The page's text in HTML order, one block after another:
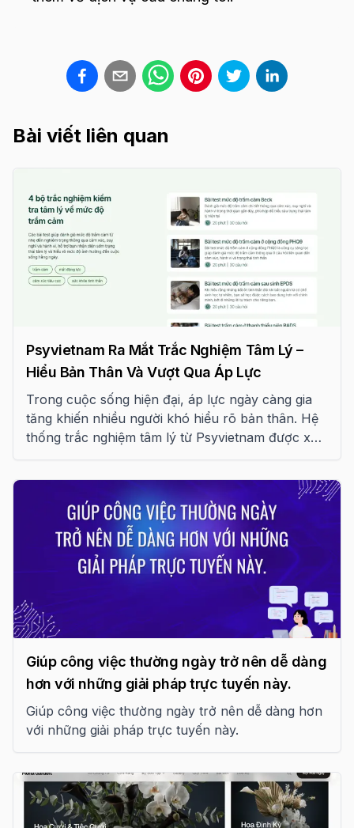
Bài viết liên quan
Psyvietnam Ra Mắt Trắc Nghiệm Tâm Lý –
Hiểu Bản Thân Và Vượt Qua Áp Lực
Trong cuộc sống hiện đại, áp lực ngày càng gia
tăng khiến nhiều người khó hiểu rõ bản thân. Hệ
thống trắc nghiệm tâm lý từ Psyvietnam được xây
Giúp công việc thường ngày trở nên dễ dàng
hơn với những giải pháp trực tuyến này.
Giúp công việc thường ngày trở nên dễ dàng hơn
với những giải pháp trực tuyến này.